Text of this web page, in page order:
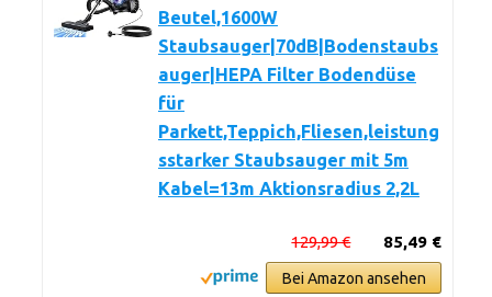
Beutel,1600W
Staubsauger|70dB|Bodenstaubs
auger|HEPA Filter Bodendüse
für
Parkett,Teppich,Fliesen,leistung
sstarker Staubsauger mit 5m
Kabel=13m Aktionsradius 2,2L
85,49 €
129,99 €
Bei Amazon ansehen